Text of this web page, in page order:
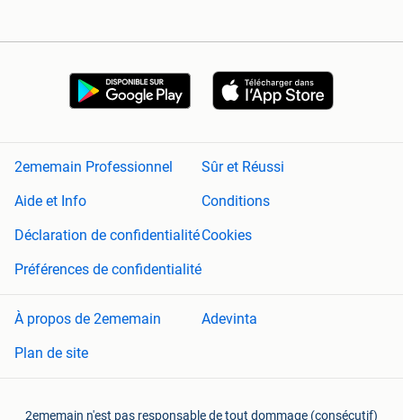
2ememain Professionnel
Sûr et Réussi
Aide et Info
Conditions
Déclaration de confidentialitéCookies
Préférences de confidentialité
À propos de 2ememain
Adevinta
Plan de site
2ememain n'est pas responsable de tout dommage (consécutif)